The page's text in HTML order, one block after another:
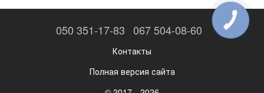
050 351-17-83 067 504-08-60
Контакты
Полная версия сайта
КНОПКА
ЗВ'ЯЗКУ